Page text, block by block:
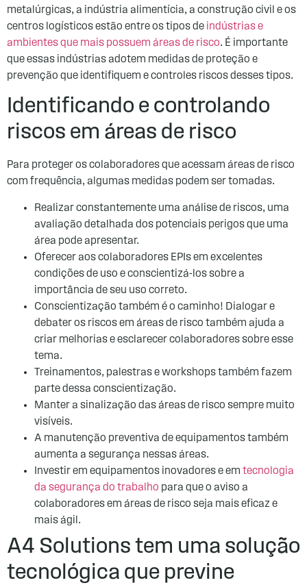
metalúrgicas, a indústria alimentícia, a construção civil e os
centros logísticos estão entre os tipos de indústrias e
ambientes que mais possuem áreas de risco. É importante
que essas indústrias adotem medidas de proteção e
prevenção que identifiquem e controles riscos desses tipos.
Identificando e controlando
riscos em áreas de risco
Para proteger os colaboradores que acessam áreas de risco
com frequência, algumas medidas podem ser tomadas.
Realizar constantemente uma análise de riscos, uma
avaliação detalhada dos potenciais perigos que uma
área pode apresentar.
Oferecer aos colaboradores EPIs em excelentes
condições de uso e conscientizá-los sobre a
importância de seu uso correto.
Conscientização também é o caminho! Dialogar e
debater os riscos em áreas de risco também ajuda a
criar melhorias e esclarecer colaboradores sobre esse
tema.
Treinamentos, palestras e workshops também fazem
parte dessa conscientização.
Manter a sinalização das áreas de risco sempre muito
visíveis.
A manutenção preventiva de equipamentos também
aumenta a segurança nessas áreas.
Investir em equipamentos inovadores e em tecnologia
da segurança do trabalho para que o aviso a
colaboradores em áreas de risco seja mais eficaz e
mais ágil.
A4 Solutions tem uma solução
tecnológica que previne